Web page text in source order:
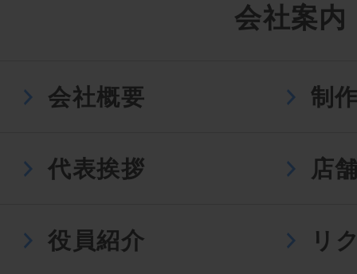
会社案内
会社概要 制
代表挨拶 店
役員紹介 リ